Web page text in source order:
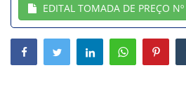
Webmail
Contato
EDITAL TOMADA DE PREÇO